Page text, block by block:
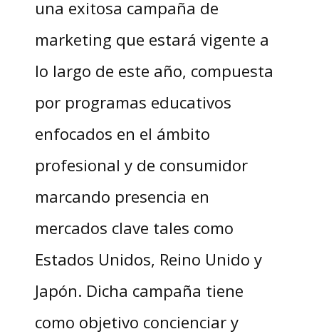
una exitosa campaña de
marketing que estará vigente a
lo largo de este año, compuesta
por programas educativos
enfocados en el ámbito
profesional y de consumidor
marcando presencia en
mercados clave tales como
Estados Unidos, Reino Unido y
Japón. Dicha campaña tiene
como objetivo concienciar y